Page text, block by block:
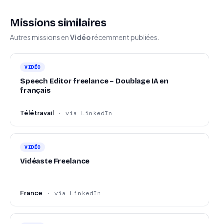
Missions similaires
Autres missions enVidéo récemment publiées.
VIDÉO
Speech Editor freelance – Doublage IA en
français
Télétravail · via LinkedIn
VIDÉO
Vidéaste Freelance
France · via LinkedIn